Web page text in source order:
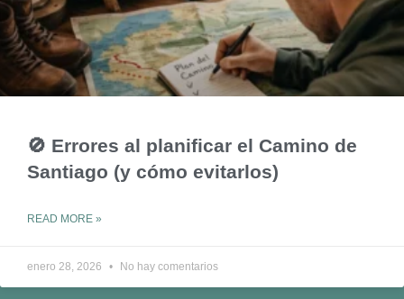
🚫 Errores al planificar el Camino de
Santiago (y cómo evitarlos)
READ MORE »
enero 28, 2026 No hay comentarios